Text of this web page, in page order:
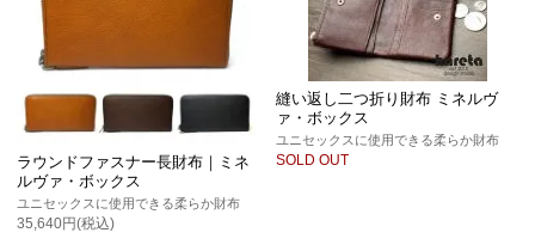
ラウンドファスナー長財布｜ミネ
ルヴァ・ボックス
ユニセックスに使用できる柔らか財布
35,640円(税込)
縫い返し二つ折り財布 ミネルヴ
ァ・ボックス
ユニセックスに使用できる柔らか財布
SOLD OUT